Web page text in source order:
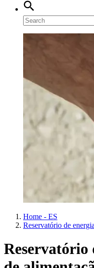
Home - ES
Reservatório de energia
Reservatório